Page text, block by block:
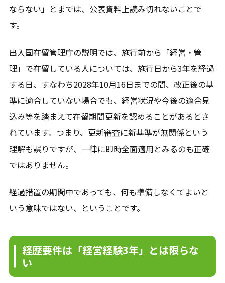
ならない」とまでは、公表資料上読み切れないことで
す。
出入国在留管理庁の説明では、施行前から「経営・管
理」で在留している人については、施行日から3年を経過
する日、すなわち2028年10月16日までの間、改正後の基
準に適合していない場合でも、経営状況や今後の適合見
込み等を踏まえて在留期間更新を認めることがあるとさ
れています。つまり、更新審査に新基準が無関係という
理解も誤りですが、一律に即時全面適用とみるのも正確
ではありません。
経過措置の期間中であっても、何も準備しなくてよいと
いう意味ではない、ということです。
経歴要件は「経営経験3年」とは限らな
い